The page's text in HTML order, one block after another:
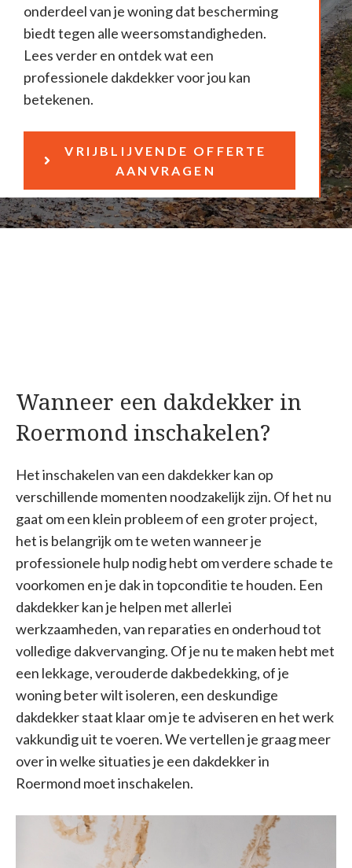
onderdeel van je woning dat bescherming
biedt tegen alle weersomstandigheden.
Lees verder en ontdek wat een
professionele dakdekker voor jou kan
betekenen.
VRIJBLIJVENDE OFFERTE
AANVRAGEN
Wanneer een dakdekker in
Roermond inschakelen?
Het inschakelen van een dakdekker kan op
verschillende momenten noodzakelijk zijn. Of het nu
gaat om een klein probleem of een groter project,
het is belangrijk om te weten wanneer je
professionele hulp nodig hebt om verdere schade te
voorkomen en je dak in topconditie te houden. Een
dakdekker kan je helpen met allerlei
werkzaamheden, van reparaties en onderhoud tot
volledige dakvervanging. Of je nu te maken hebt met
een lekkage, verouderde dakbedekking, of je
woning beter wilt isoleren, een deskundige
dakdekker staat klaar om je te adviseren en het werk
vakkundig uit te voeren. We vertellen je graag meer
over in welke situaties je een dakdekker in
Roermond moet inschakelen.